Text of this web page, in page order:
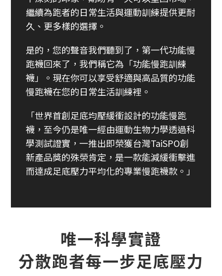
繼續為跑者的日常生活與運動訓練提供更耐
久、更多樣的選擇。
是的，您的聲音我們聽到了，第一代功能慢
跑襪回來了，我們稱它為「功能慢跑訓練
襪」。現在你可以享受舒適與高品質的功能
慢跑襪在您的日常生活訓練裡。
「世界首創足底均壓緩衝設計的功能慢跑
襪，至今仍是唯一經由運動生物力學透過科
學測試證實，一推出即榮獲台灣TaiSPO創
新產品獎的殊榮肯定，是一款能減緩衝擊進
而達成足底壓力平均化的專業慢跑襪款。」
唯一科學實證
分散跑者每一步足底壓力